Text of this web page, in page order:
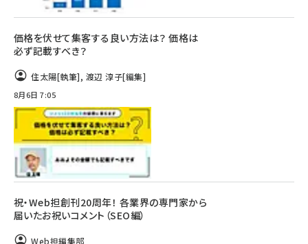
価格を伏せて集客する良い方法は？ 価格は
必ず記載すべき？
住太陽[執筆], 渡辺 淳子[編集]
8月6日 7:05
祝・Web担創刊20周年！ 各業界の専門家から
届いたお祝いコメント（SEO編）
Web担編集部